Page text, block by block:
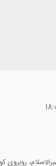
روبروی